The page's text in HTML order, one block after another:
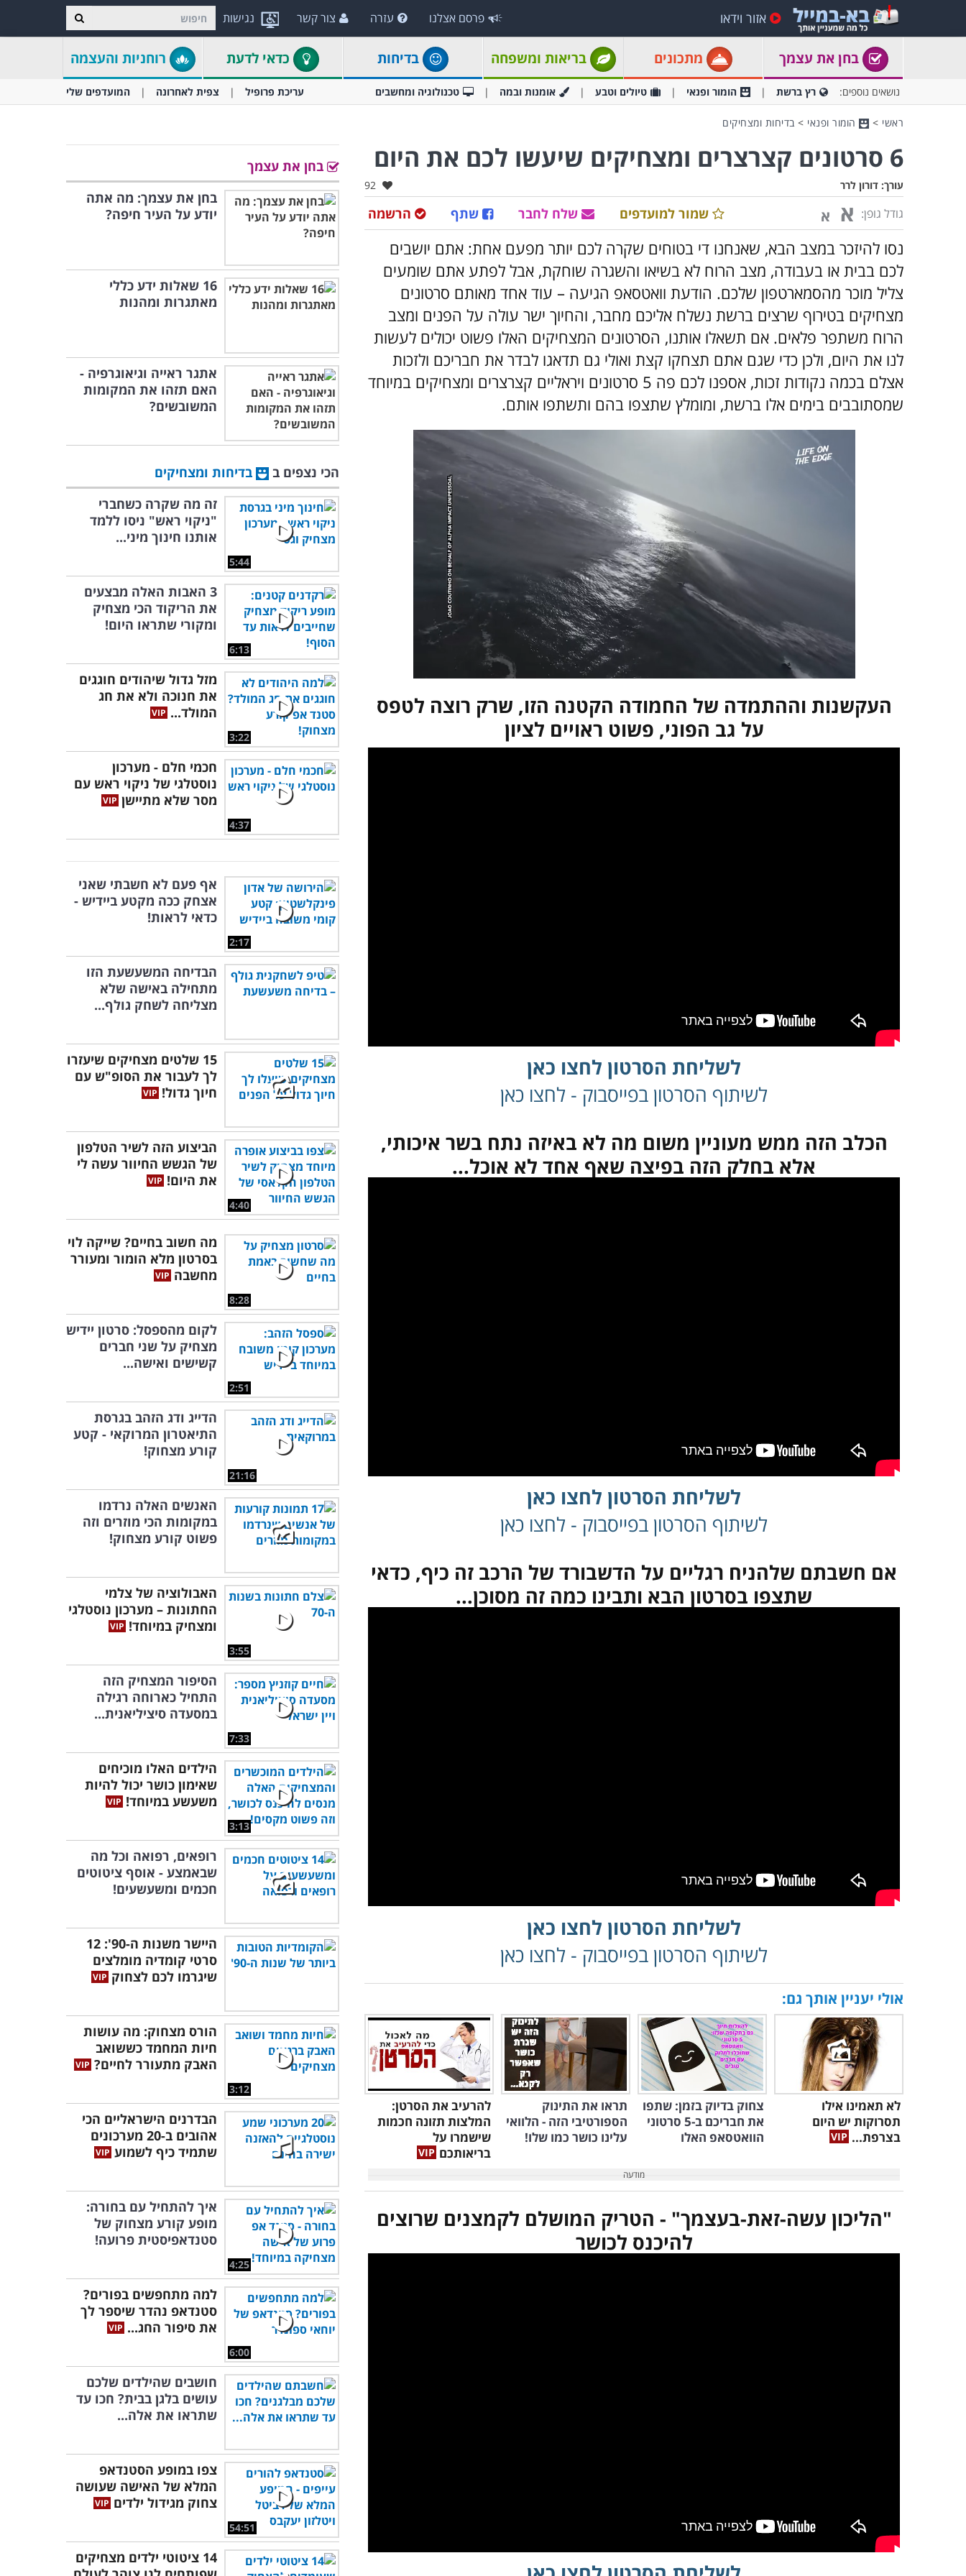
נגישות אזור וידאו פרסם אצלנו עזרה צור קשר
בחן את עצמך מתכונים בריאות ומשפחה בדיחות כדאי לדעת רוחניות והעצמה
נושאים נוספים: רץ ברשת הומור ופנאי טיולים וטבע אומנות ובמה טכנולוגיה ומחשבים עריכת פרופיל צפית לאחרונה המועדפים שלי
ראשי > הומור ופנאי > בדיחות ומצחיקים
6 סרטונים קצרצרים ומצחיקים שיעשו לכם את היום
עורך: דורון לרר אהבו:
92
גודל גופן: א א הרשמה שתף שלח לחבר שמור למועדפים
נסו להיזכר במצב הבא, שאנחנו די בטוחים שקרה לכם יותר מפעם אחת: אתם יושבים
לכם בבית או בעבודה, מצב הרוח לא בשיאו והשגרה שוחקת, אבל לפתע אתם שומעים
צליל מוכר מהסמארטפון שלכם. הודעת וואטסאפ הגיעה – עוד אחד מאותם סרטונים
מצחיקים בטירוף שרצים ברשת נשלח אליכם מחבר, והחיוך ישר עולה על הפנים ומצב
הרוח משתפר פלאים. אם תשאלו אותנו, הסרטונים המצחיקים האלו פשוט יכולים לעשות
לנו את היום, ולכן כדי שגם אתם תצחקו קצת ואולי גם תדאגו לבדר את חבריכם ולזכות
אצלם בכמה נקודות זכות, אספנו לכם פה 5 סרטונים ויראליים קצרצרים ומצחיקים במיוחד
שמסתובבים בימים אלו ברשת, ומומלץ שתצפו בהם ותשתפו אותם.
העקשנות וההתמדה של החמודה הקטנה הזו, שרק רוצה לטפס
על גב הפוני, פשוט ראויים לציון
לשליחת הסרטון לחצו כאן
לשיתוף הסרטון בפייסבוק - לחצו כאן
הכלב הזה ממש מעוניין משום מה לא באיזה נתח בשר איכותי,
אלא בחלק הזה בפיצה שאף אחד לא אוכל...
לשליחת הסרטון לחצו כאן
לשיתוף הסרטון בפייסבוק - לחצו כאן
אם חשבתם שלהניח רגליים על הדשבורד של הרכב זה כיף, כדאי
שתצפו בסרטון הבא ותבינו כמה זה מסוכן...
לשליחת הסרטון לחצו כאן
לשיתוף הסרטון בפייסבוק - לחצו כאן
אולי יעניין אותך גם:
לא תאמינו אילו
תסרוקות יש היום
בצרפת...
צחוק בדיוק בזמן: שתפו
את חבריכם ב-5 סרטוני
הוואטסאפ האלו
תראו את התינוק
הספורטיבי הזה - הלוואי
עלינו כושר כמו שלו!
להרעיב את הסרטן:
המלצות תזונה חכמות
שישמרו על
בריאותכם
"הליכון עשה-זאת-בעצמך" - הטריק המושלם לקמצנים שרוצים
להיכנס לכושר
בחן את עצמך
בחן את עצמך: מה אתה
יודע על העיר חיפה?
16 שאלות ידע כללי
מאתגרות ומהנות
אתגר ראייה וגיאוגרפיה -
האם תזהו את המקומות
המשובשים?
הכי נצפים ב בדיחות ומצחיקים
5:44
זה מה שקרה כשחברי
"ניקוי ראש" ניסו ללמד
אותנו חינוך מיני...
6:13
3 האבות האלה מבצעים
את הריקוד הכי מצחיק
ומקורי שתראו היום!
3:22
מזל גדול שיהודים חוגגים
את חנוכה ולא את חג
המולד...
4:37
חכמי חלם - מערכון
נוסטלגי של ניקוי ראש עם
מסר שלא מתיישן
2:17
אף פעם לא חשבתי שאני
אצחק ככה מקטע ביידיש -
כדאי לראות!
הבדיחה המשעשעת הזו
מתחילה באישה שלא
מצליחה לשחק גולף...
15 שלטים מצחיקים שיעזרו
לך לעבור את הסופ"ש עם
חיוך גדול!
4:40
הביצוע הזה לשיר הטלפון
של הגשש החיוור עשה לי
את היום!
8:28
מה חשוב בחיים? שייקה לוי
בסרטון מלא הומור ומעורר
מחשבה
2:51
לקום מהספסל: סרטון יידיש
מצחיק על שני חברים
קשישים ואישה...
21:16
הדייג ודג הזהב בגרסת
התיאטרון המרוקאי - קטע
קורע מצחוק!
האנשים האלה נרדמו
במקומות הכי מוזרים וזה
פשוט קורע מצחוק!
3:55
האבולוציה של צלמי
החתונות – מערכון נוסטלגי
ומצחיק במיוחד!
7:33
הסיפור המצחיק הזה
התחיל כארוחה רגילה
במסעדה סיציליאנית...
3:13
הילדים האלו מוכיחים
שאימון כושר יכול להיות
משעשע במיוחד!
רופאים, רפואה וכל מה
שבאמצע - אוסף ציטוטים
חכמים ומשעשעים!
היישר משנות ה-90': 12
סרטי קומדיה מומלצים
שיגרמו לכם לצחוק
3:12
הורס מצחוק: מה עושות
חיות המחמד כששואב
האבק מתעורר לחיים?
הבדרנים הישראליים הכי
אהובים ב-20 מערכונים
שתמיד כיף לשמוע
4:25
איך להתחיל עם בחורה:
מופע קורע מצחוק של
סטנדאפיסטית פרועה!
6:00
למה מתחפשים בפורים?
סטנדאפ נהדר שיספר לך
את סיפור החג...
חושבים שהילדים שלכם
עושים בלגן בבית? חכו עד
שתראו את אלה...
54:51
צפו במופע הסטנדאפ
המלא של האישה שעושה
צחוק מגידול ילדים
14 ציטוטי ילדים מצחיקים